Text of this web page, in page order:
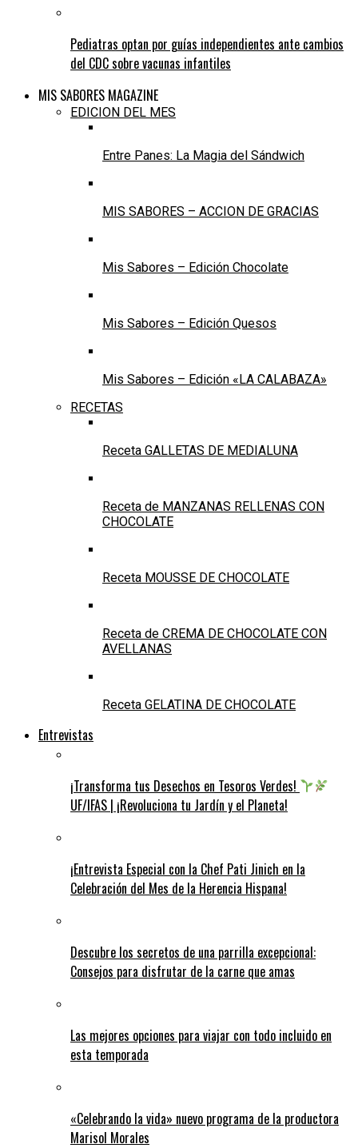
Pediatras optan por guías independientes ante cambios
del CDC sobre vacunas infantiles
MIS SABORES MAGAZINE
EDICION DEL MES
Entre Panes: La Magia del Sándwich
MIS SABORES – ACCION DE GRACIAS
Mis Sabores – Edición Chocolate
Mis Sabores – Edición Quesos
Mis Sabores – Edición «LA CALABAZA»
RECETAS
Receta GALLETAS DE MEDIALUNA
Receta de MANZANAS RELLENAS CON
CHOCOLATE
Receta MOUSSE DE CHOCOLATE
Receta de CREMA DE CHOCOLATE CON
AVELLANAS
Receta GELATINA DE CHOCOLATE
Entrevistas
¡Transforma tus Desechos en Tesoros Verdes!
UF/IFAS | ¡Revoluciona tu Jardín y el Planeta!
¡Entrevista Especial con la Chef Pati Jinich en la
Celebración del Mes de la Herencia Hispana!
Descubre los secretos de una parrilla excepcional:
Consejos para disfrutar de la carne que amas
Las mejores opciones para viajar con todo incluido en
esta temporada
«Celebrando la vida» nuevo programa de la productora
Marisol Morales